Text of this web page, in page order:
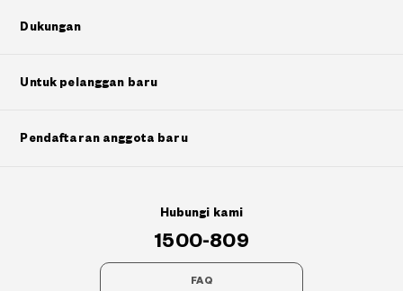
Dukungan
Untuk pelanggan baru
Pendaftaran anggota baru
Hubungi kami
1500-809
FAQ